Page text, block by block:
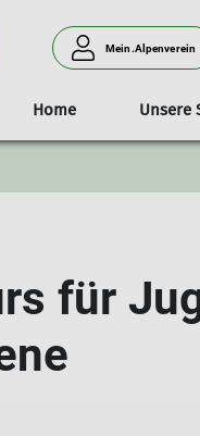
Mein.Alpenverein
Home Unsere
und
Zugangswege
Klimaschutz
für